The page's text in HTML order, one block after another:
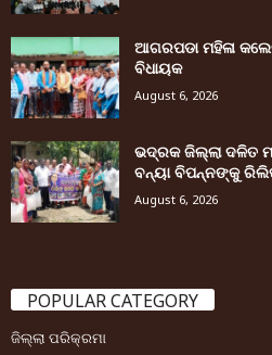
ଆଗରପଡା ମହିଳା
ବିଧାୟକ
August 6, 2026
ଭଦ୍ରକ ଜିଲ୍ଲା ଦଳିତ
ବନ୍ୟା ବିପନ୍ନଙ୍କୁ
August 6, 2026
POPULAR CATEGORY
ଜିଲ୍ଲା ପରିକ୍ରମା